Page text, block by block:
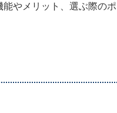
やメリット、選ぶ際のポ